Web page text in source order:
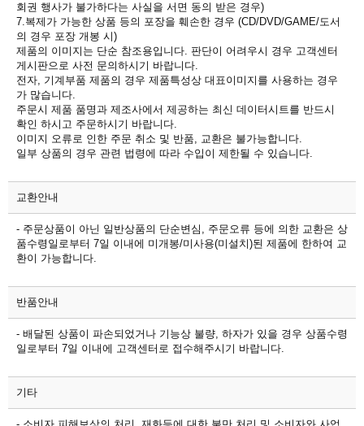
회권 행사가 불가하다는 사실을 서면 동의 받은 경우)
7.복제가 가능한 상품 등의 포장을 훼손한 경우 (CD/DVD/GAME/도서
의 경우 포장 개봉 시)
제품의 이미지는 단순 참조용입니다. 판단이 어려우시 경우 고객센터
게시판으로 사전 문의하시기 바랍니다.
전자, 기계부품 제품의 경우 제품특성상 대표이미지를 사용하는 경우
가 많습니다.
주문시 제품 품명과 제조사에서 제공하는 최신 데이터시트를 반드시
확인 하시고 주문하시기 바랍니다.
이미지 오류로 인한 주문 취소 및 반품, 교환은 불가능합니다.
일부 상품의 경우 관련 법령에 따라 수입이 제한될 수 있습니다.
교환안내
- 주문상품이 아닌 일반상품의 단순변심, 주문오류 등에 의한 교환은 상
품수령일로부터 7일 이내에 미개봉/미사용(미설치)된 제품에 한하여 교
환이 가능합니다.
반품안내
- 배달된 상품이 파손되었거나 기능상 불량, 하자가 있을 경우 상품수령
일로부터 7일 이내에 고객센터로 접수해주시기 바랍니다.
기타